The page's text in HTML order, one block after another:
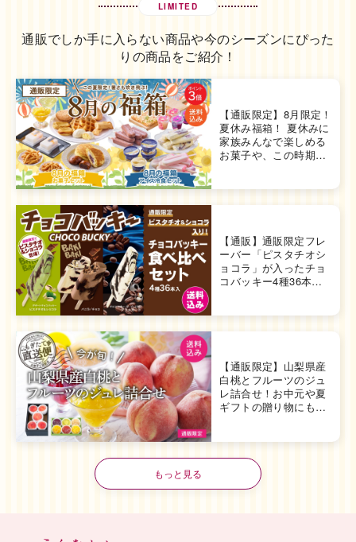
LIMITED
通販でしか手に入らない商品や今のシーズンにぴった
りの商品をご紹介！
【通販限定】8月限定！
夏休み福箱！ 夏休みに
家族みんなで楽しめる
お菓子や、この時期に
得な詰合せにしまし
【通販】通販限定フレ
ーバー「ピスタチオシ
ョコラ」が入ったチョ
コバッキー4種36本入
【通販限定】山梨県産
白桃とフルーツのジュ
レ詰合せ！お中元や夏
ギフトの贈り物にもピ
お楽しみください♪全
国発送承り中！
もっと見る
岳や末広がりを意味す
やつ時」という意味を込
。雄大な八ヶ岳山麓の自
れる、こだわりのスイー
さい。
海外 Overseas shops
Indonesia
Singapore
Malaysia
Hong Kong
UAE